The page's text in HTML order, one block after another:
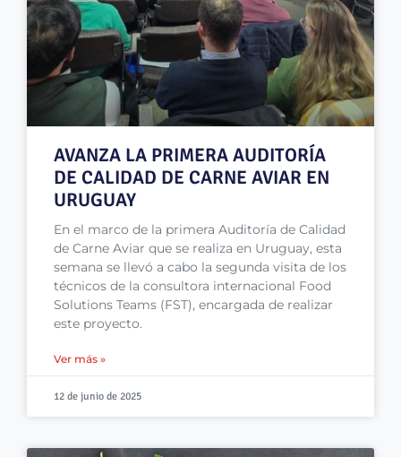
AVANZA LA PRIMERA AUDITORÍA
DE CALIDAD DE CARNE AVIAR EN
URUGUAY
En el marco de la primera Auditoría de Calidad
de Carne Aviar que se realiza en Uruguay, esta
semana se llevó a cabo la segunda visita de los
técnicos de la consultora internacional Food
Solutions Teams (FST), encargada de realizar
este proyecto.
Ver más »
12 de junio de 2025